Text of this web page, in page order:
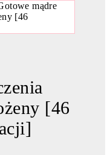
mądre
[46
[46